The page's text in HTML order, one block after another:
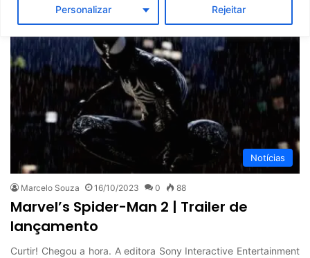
Personalizar Rejeitar
Notícias
Marcelo Souza 16/10/2023 0 88
Marvel’s Spider-Man 2 | Trailer de
lançamento
Curtir! Chegou a hora. A editora Sony Interactive Entertainment